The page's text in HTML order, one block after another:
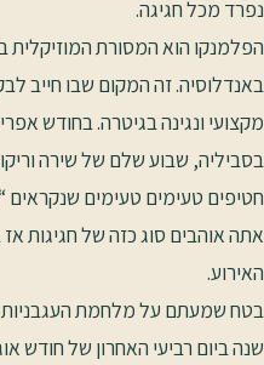
נפרד מכל חגיגה.
הפלמנקו הוא המסורת המוזיקלית
באנדלוסיה. זה המקום שבו חייב
בסביליה, שבוע שלם של שירה
חטיפים טעימים טעימים שנקראים
אתה אוהבים סוג כזה של חגיגות
האירוע.
בטח שמעתם על מלחמת
שנה ביום רביעי האחרון של חודש